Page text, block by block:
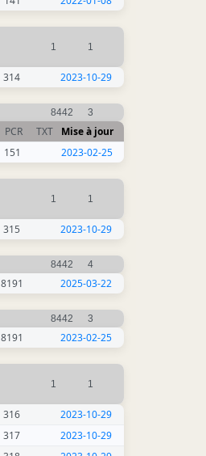
1 1
314 2023-10-29
8442 3
PCR TXT
Mise à jour
151 2023-02-25
1 1
315 2023-10-29
8442 4
8191 2025-03-22
8442 3
8191 2023-02-25
1 1
316
2023-10-29
317
2023-10-29